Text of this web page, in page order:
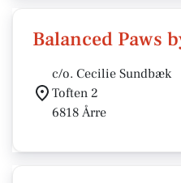
Balanced Paws
c/o. Cecilie Sundbæk
Toften 2
6818 Årre